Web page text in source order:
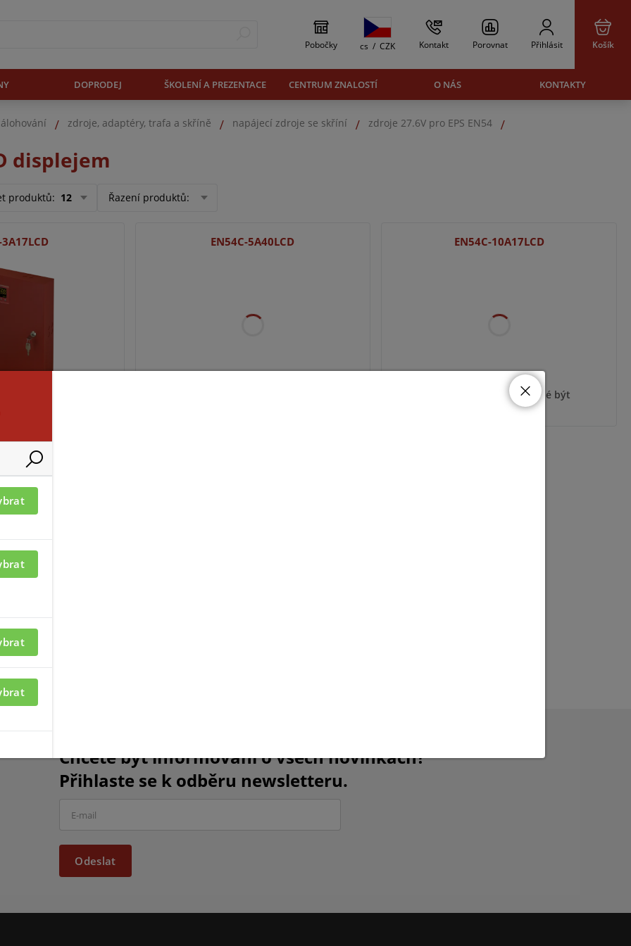
Pobočky cs / CZK Kontakt Porovnat Přihlásit Košík
DOPRODEJ ŠKOLENÍ A PREZENTACE CENTRUM ZNALOSTÍ O NÁS KONTAKTY
zdroje, adaptéry, trafa a skříně napájecí zdroje se skříní
zdroje 27.6V pro EPS EN54
displejem
produktů: 12 Řazení produktů:
EN54C-5A40LCD EN54C-10A17LCD
Pro zobrazení informací je nutné být
Chcete být informováni o všech novinkách?
Přihlaste se k odběru newsletteru.
Odeslat